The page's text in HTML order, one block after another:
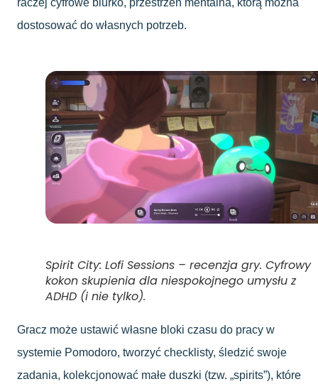
raczej cyfrowe biurko, przestrzeń mentalna, którą można
dostosować do własnych potrzeb.
Spirit City: Lofi Sessions – recenzja gry. Cyfrowy
kokon skupienia dla niespokojnego umysłu z
ADHD (i nie tylko).
Gracz może ustawić własne bloki czasu do pracy w
systemie Pomodoro, tworzyć checklisty, śledzić swoje
zadania, kolekcjonować małe duszki (tzw. „spirits”), które